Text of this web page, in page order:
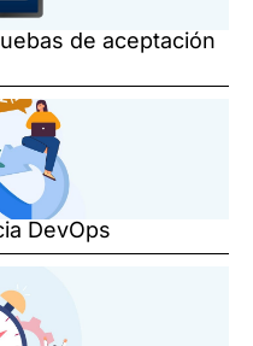
de aceptación
DevOps